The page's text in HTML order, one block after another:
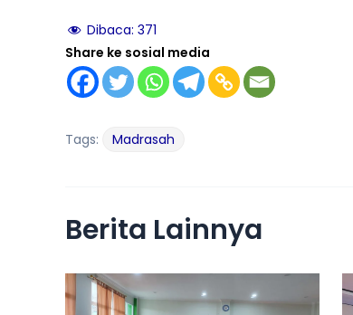
Dibaca: 371
Share ke sosial media
Tags: Madrasah
Berita Lainnya